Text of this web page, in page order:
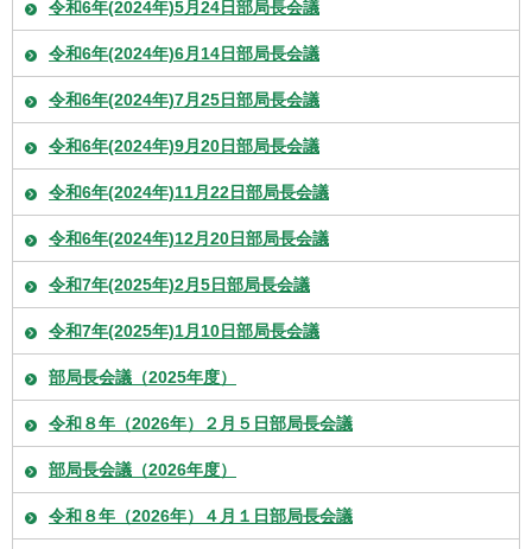
令和6年(2024年)5月24日部局長会議
令和6年(2024年)6月14日部局長会議
令和6年(2024年)7月25日部局長会議
令和6年(2024年)9月20日部局長会議
令和6年(2024年)11月22日部局長会議
令和6年(2024年)12月20日部局長会議
令和7年(2025年)2月5日部局長会議
令和7年(2025年)1月10日部局長会議
部局長会議（2025年度）
令和８年（2026年）２月５日部局長会議
部局長会議（2026年度）
令和８年（2026年）４月１日部局長会議